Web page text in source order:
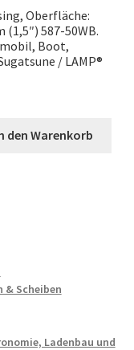
Oberfläche:
587-50WB.
Boot,
/ LAMP®
den Warenkorb
Scheiben
Ladenbau und